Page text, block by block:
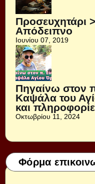
Προσευχητάρι
Απόδειπνο
Ιουνίου 07, 2019
Πηγαίνω στον
Καψάλα του
και
Οκτωβρίου 11, 2024
Φόρμα